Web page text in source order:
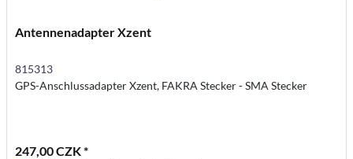
Antennenadapter Xzent
815313
GPS-Anschlussadapter Xzent, FAKRA Stecker - SMA Stecker
247,00 CZK *